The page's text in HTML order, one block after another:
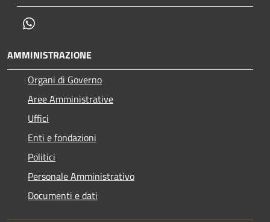
AMMINISTRAZIONE
Organi di Governo
Aree Amministrative
Uffici
Enti e fondazioni
Politici
Personale Amministrativo
Documenti e dati